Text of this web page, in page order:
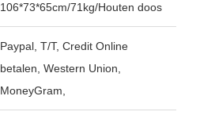
106*73*65cm/71kg/Houten doos
Paypal, T/T, Credit Online
betalen, Western Union,
MoneyGram,